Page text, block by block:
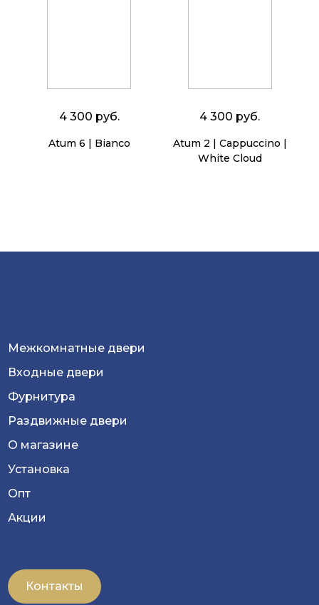
4 300 руб.
Atum 6 | Bianco
4 300 руб.
Atum 2 | Cappuccino |
White Cloud
Межкомнатные двери
Входные двери
Фурнитура
Раздвижные двери
О магазине
Установка
Опт
Акции
Контакты